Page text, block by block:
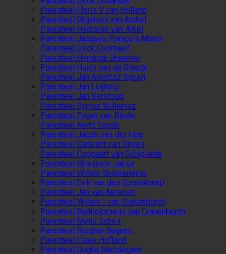
Parenteel Floris V van Holland
Parenteel Ghijsbert van Arckel
Parenteel Herbaren van Arkel
Parenteel Jacques François Moret
Parenteel Dirck Coorneef
Parenteel Hendrick Braemer
Parenteel Huich van de Blaeck
Parenteel Jan Arendsz Spruyt
Parenteel Jan Luijtens
Parenteel Jan Verstoup
Parenteel Symon Willemsz
Parenteel Zeger van Riede
Parenteel Aernt Toude
Parenteel Jacob van der Hee
Parenteel Garbrant van Strijen
Parenteel Coppaert van Schipliede
Parenteel Ghleijmen Jansz
Parenteel Willem Snickerieme
Parenteel Dirk van den Ossenkamp
Parenteel Jan van Aerssen
Parenteel Willem I van Stakenborch
Parenteel Bartholomeus van Cranenburch
Parenteel Melis Schoir
Parenteel Rutgher Beijens
Parenteel Claes Hofland
Parenteel Hughe Nachtegael